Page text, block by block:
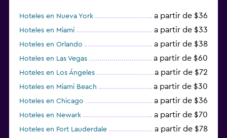
Hoteles en Nueva York a partir de $36
Hoteles en Miami a partir de $33
Hoteles en Orlando a partir de $38
Hoteles en Las Vegas a partir de $60
Hoteles en Los Ángeles a partir de $72
Hoteles en Miami Beach a partir de $30
Hoteles en Chicago a partir de $36
Hoteles en Newark a partir de $70
Hoteles en Fort Lauderdale a partir de $78